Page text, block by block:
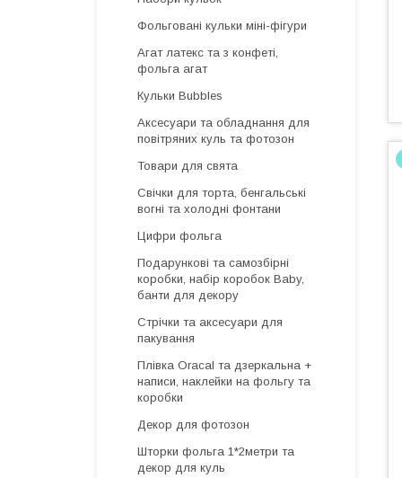
Фольговані кульки міні-фігури
Агат латекс та з конфеті,
фольга агат
Кульки Bubbles
Аксесуари та обладнання для
повітряних куль та фотозон
Товари для свята
Свічки для торта, бенгальські
вогні та холодні фонтани
Цифри фольга
Подарункові та самозбірні
коробки, набір коробок Baby,
банти для декору
Стрічки та аксесуари для
пакування
Плівка Oracal та дзеркальна +
написи, наклейки на фольгу та
коробки
Декор для фотозон
Шторки фольга 1*2метри та
декор для куль